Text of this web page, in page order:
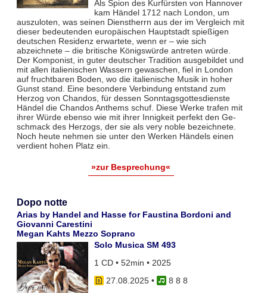
Als Spion des Kurfürsten von Hannover
kam Händel 1712 nach London, um
auszulo­ten, was seinen Dienstherrn aus der im Vergleich mit
dieser bedeutenden europäischen Hauptstadt spießigen
deutschen Residenz erwartete, wenn er – wie sich
abzeichnete – die britische Königswürde antreten würde.
Der Komponist, in guter deutscher Traditi­on ausgebildet und
mit allen italienischen Wassern gewaschen, fiel in London
auf fruchtbaren Boden, wo die italie­nische Musik in hoher
Gunst stand. Eine besondere Verbindung entstand zum
Herzog von Chandos, für dessen Sonntagsgottesdienste
Händel die Chandos Anthems schuf. Diese Werke trafen mit
ihrer Würde ebenso wie mit ihrer Innigkeit perfekt den Ge­
schmack des Herzogs, der sie als very noble bezeich­nete.
Noch heute nehmen sie unter den Werken Händels einen
verdient hohen Platz ein.
»zur Besprechung«
Dopo notte
Arias by Handel and Hasse for Faustina Bordoni and
Giovanni Carestini
Megan Kahts Mezzo Soprano
Solo Musica SM 493
1 CD • 52min • 2025
27.08.2025•
8 8 8